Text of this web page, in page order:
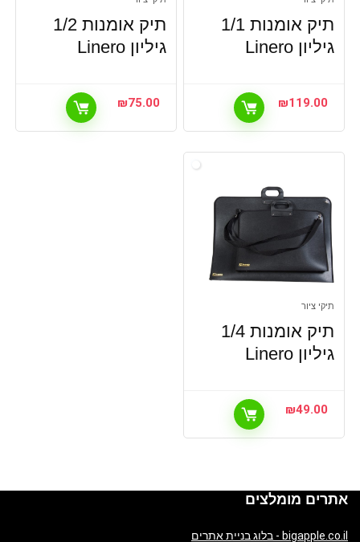
תיק אומנות 1/1
גיליון Linero
₪119.00
תיק אומנות 1/2
גיליון Linero
₪75.00
תיקי ציור
תיק אומנות 1/4
גיליון Linero
₪49.00
אתרים מומלצים
bigapple.co.il - בלוג בניית אתרים